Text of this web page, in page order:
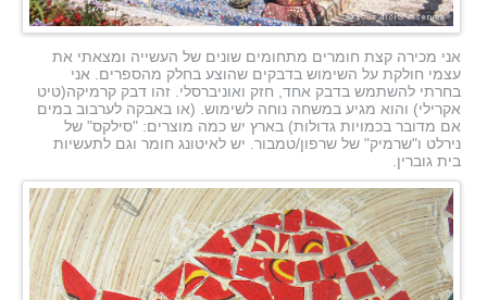
אני מכירה קצת חומרים מתחומים שונים של העשייה ומצאתי את
עצמי חולקת על השימוש בדבקים שהוצע בחלק מהספרים. אני
בחרתי להשתמש בדבק אחד, חזק ואוניברסלי. זהו דבק קרמיקה(טיט
אקרילי) והוא מגיע במשחה נוחה לשימוש. (או באבקה לערבוב במים
אם מדובר בכמויות גדולות) בארץ יש כמה מוצרים: "סילקס" של
נירלט ו"שרמיק" של שרפון/טמבור. יש לאיטונג חומר וגם לתעשיות
בית גוברין.